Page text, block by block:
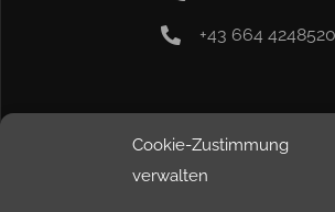
Cookie-Zustimmung
verwalten
+43 664 4248520
Info